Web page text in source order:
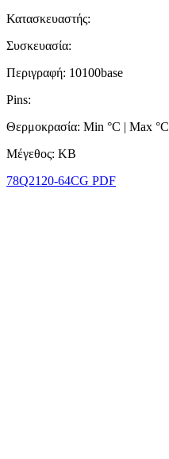
Κατασκευαστής:
Συσκευασία:
Περιγραφή: 10100base
Pins:
Θερμοκρασία: Min °C | Max °C
Μέγεθος: KB
78Q2120-64CG PDF